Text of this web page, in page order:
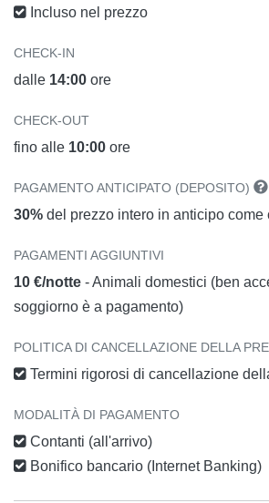
Incluso nel prezzo
CHECK-IN
dalle 14:00 ore
CHECK-OUT
fino alle 10:00 ore
PAGAMENTO ANTICIPATO (DEPOSITO)
30% del prezzo intero in anticipo come
PAGAMENTI AGGIUNTIVI
10 €/notte - Animali domestici (ben
soggiorno è a pagamento)
POLITICA DI CANCELLAZIONE DELLA
Termini rigorosi di cancellazione
MODALITÀ DI PAGAMENTO
Contanti (all'arrivo)
Bonifico bancario (Internet Banking)